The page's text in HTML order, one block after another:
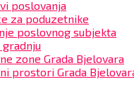
poslovanja
za poduzetnike
poslovnog subjekta
zone Grada Bjelovara
prostori Grada